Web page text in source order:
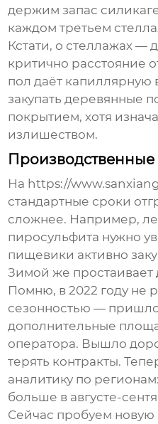
держим запас
каждом третьем
Кстати, о стеллажах —
критично расстояние
пол даёт капиллярную
закупать деревянные
покрытием, хотя
излишеством.
На https://
стандартные сроки
сложнее. Например,
пиросульфита нужно
пищевики активно
Зимой же простаивает
Помню, в 2022 году не
сезонностью —
дополнительные
оператора. Вышло
терять контракты.
аналитику по
больше в августе-
Сейчас пробуем